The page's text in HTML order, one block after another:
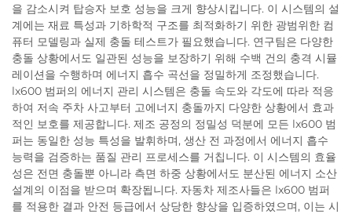
을 감소시켜 탑승자 보호 성능을 크게 향상시킵니다. 이 시스템의 설
계에는 재료 특성과 기하학적 구조를 최적화하기 위한 광범위한 컴
퓨터 모델링과 실제 충돌 테스트가 필요했습니다. 연구팀은 다양한
충돌 상황에서도 일관된 성능을 보장하기 위해 수백 건의 충격 시뮬
레이션을 수행하며 에너지 흡수 곡선을 정밀하게 조정했습니다.
lx600 범퍼의 에너지 관리 시스템은 충돌 속도와 각도에 따라 적응
하여 저속 주차 사고부터 고에너지 충돌까지 다양한 상황에서 효과
적인 보호를 제공합니다. 제조 공정의 정밀성 덕분에 모든 lx600 범
퍼는 동일한 성능 특성을 발휘하며, 생산 전 과정에서 에너지 흡수
능력을 검증하는 품질 관리 프로세스를 거칩니다. 이 시스템의 효율
성은 전면 충돌뿐 아니라 측면 하중 상황에서도 분산된 에너지 소산
설계의 이점을 받으며 확장됩니다. 자동차 제조사들은 lx600 범퍼
를 적용한 결과 안전 등급에서 상당한 향상을 입증하였으며, 이는 시